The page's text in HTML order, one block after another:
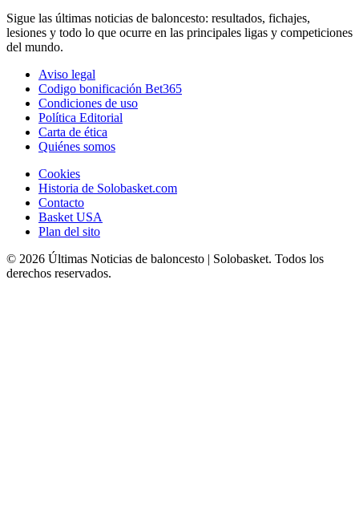
Sigue las últimas noticias de baloncesto: resultados, fichajes,
lesiones y todo lo que ocurre en las principales ligas y competiciones
del mundo.
Aviso legal
Codigo bonificación Bet365
Condiciones de uso
Política Editorial
Carta de ética
Quiénes somos
Cookies
Historia de Solobasket.com
Contacto
Basket USA
Plan del sito
© 2026 Últimas Noticias de baloncesto | Solobasket. Todos los
derechos reservados.